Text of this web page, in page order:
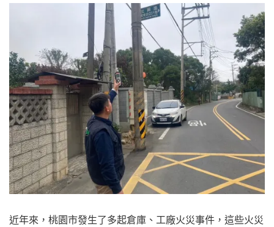
近年來，桃園市發生了多起倉庫、工廠火災事件，這些火災